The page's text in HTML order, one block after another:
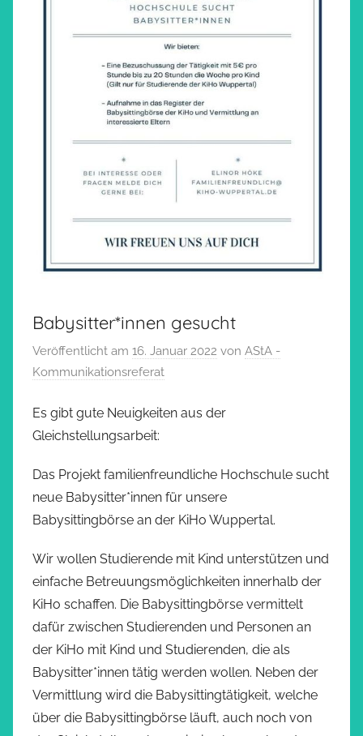
Babysitter*innen gesucht
Veröffentlicht am 16. Januar 2022 von AStA -
Kommunikationsreferat
Es gibt gute Neuigkeiten aus der
Gleichstellungsarbeit:
Das Projekt familienfreundliche Hochschule sucht
neue Babysitter*innen für unsere
Babysittingbörse an der KiHo Wuppertal.
Wir wollen Studierende mit Kind unterstützen und
einfache Betreuungsmöglichkeiten innerhalb der
KiHo schaffen. Die Babysittingbörse vermittelt
dafür zwischen Studierenden und Personen an
der KiHo mit Kind und Studierenden, die als
Babysitter*innen tätig werden wollen. Neben der
Vermittlung wird die Babysittingtätigkeit, welche
über die Babysittingbörse läuft, auch noch von